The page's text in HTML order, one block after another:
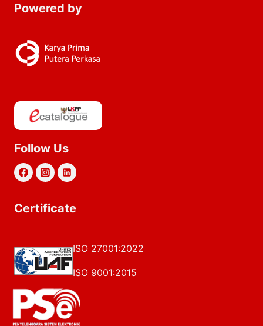
Powered by
Follow Us
Certificate
ISO 27001:2022
ISO 9001:2015